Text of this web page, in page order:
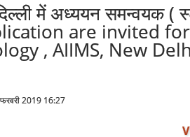
में अध्ययन समन्वयक (
are invited
, AIIMS, New
2019 16:27